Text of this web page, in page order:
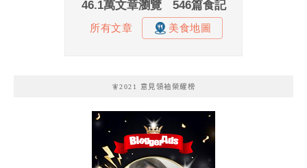
🧚2021 意見領袖榮耀榜